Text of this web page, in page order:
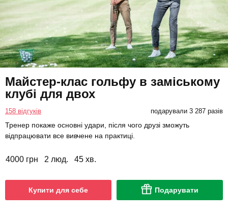
Майстер-клас гольфу в заміському
клубі для двох
158 відгуків подарували 3 287 разів
Тренер покаже основні удари, після чого друзі зможуть
відпрацювати все вивчене на практиці.
4000 грн 2 люд. 45 хв.
Купити для себе Подарувати